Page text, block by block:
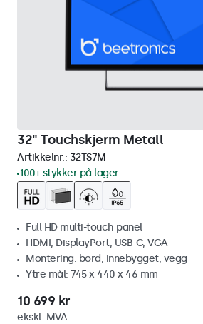
32" Touchskjerm Metall
Artikkelnr.: 32TS7M
100+ stykker på lager
Full HD multi-touch panel
HDMI, DisplayPort, USB-C, VGA
Montering: bord, innebygget, vegg
Ytre mål: 745 x 440 x 46 mm
10 699 kr
ekskl. MVA